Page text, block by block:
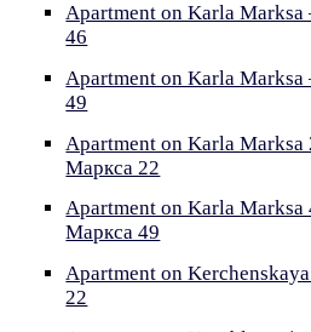
Apartment on Karla
46
Apartment on Karla
49
Apartment on Karla
Маркса 22
Apartment on Karla
Маркса 49
Apartment on
22